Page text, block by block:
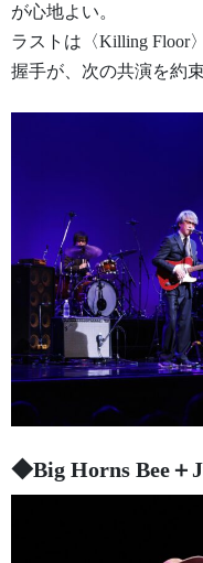
が心地よい。
ラストは〈Killing Floor
握手が、次の共演を約
◆Big Horns Bee＋